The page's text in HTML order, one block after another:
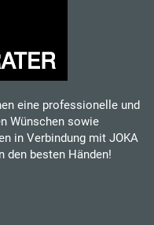
eine professionelle und
Wünschen sowie
in Verbindung mit JOKA
den besten Händen!